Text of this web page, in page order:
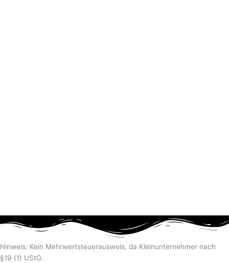
Hinweis: Kein Mehrwertsteuerausweis, da Kleinunternehmer nach
§19 (1) UStG.